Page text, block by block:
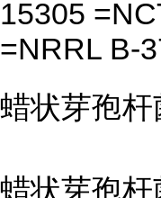
15305
=NRRL B-
蜡状芽孢杆
蜡状芽孢杆